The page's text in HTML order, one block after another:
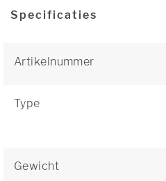
Specificaties
Artikelnummer
Type
Gewicht